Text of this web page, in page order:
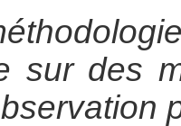
sur des